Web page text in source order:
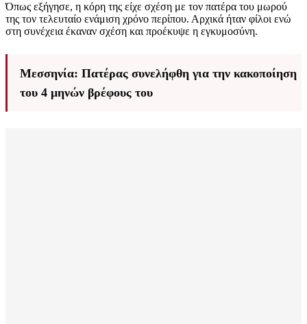
Όπως εξήγησε, η κόρη της είχε σχέση με τον πατέρα του μωρού
της τον τελευταίο ενάμιση χρόνο περίπου. Αρχικά ήταν φίλοι ενώ
στη συνέχεια έκαναν σχέση και προέκυψε η εγκυμοσύνη.
Μεσσηνία: Πατέρας συνελήφθη για την κακοποίηση
του 4 μηνών βρέφους του